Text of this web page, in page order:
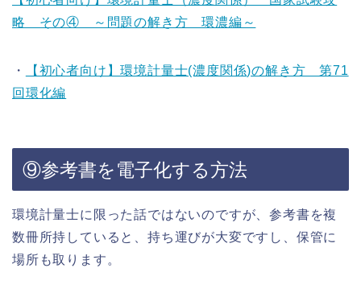
略 その④ ～問題の解き方 環濃編～
・
【初心者向け】環境計量士(濃度関係)の解き方 第71
回環化編
⑨参考書を電子化する方法
環境計量士に限った話ではないのですが、参考書を複
数冊所持していると、持ち運びが大変ですし、保管に
場所も取ります。